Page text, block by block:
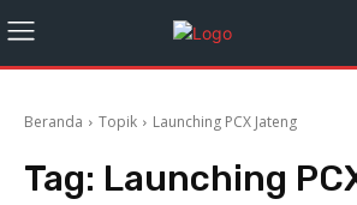
Beranda Topik Launching PCX Jateng
Tag: Launching